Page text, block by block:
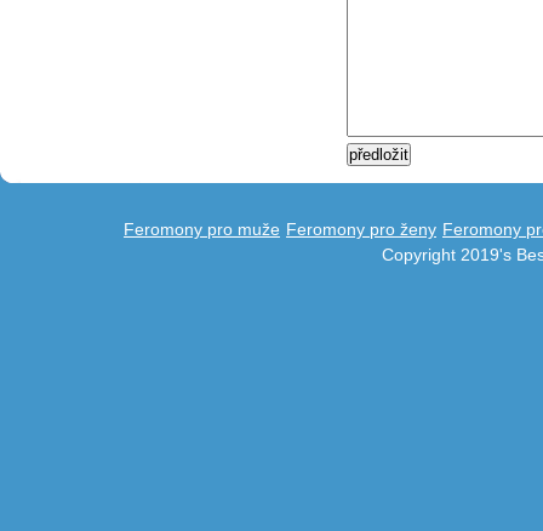
Feromony pro muže Feromony pro ženy Feromony
Copyright 2019's